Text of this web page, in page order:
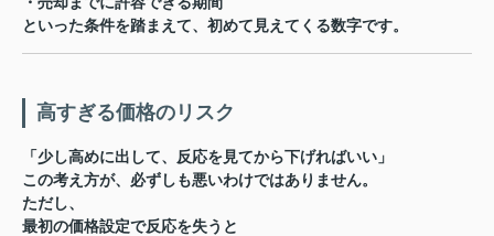
といった条件を踏まえて、初めて見えてくる数字です。
高すぎる価格のリスク
「少し高めに出して、反応を見てから下げればいい」
この考え方が、必ずしも悪いわけではありません。
ただし、
最初の価格設定で反応を失うと